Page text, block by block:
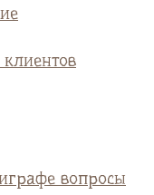
вопросы